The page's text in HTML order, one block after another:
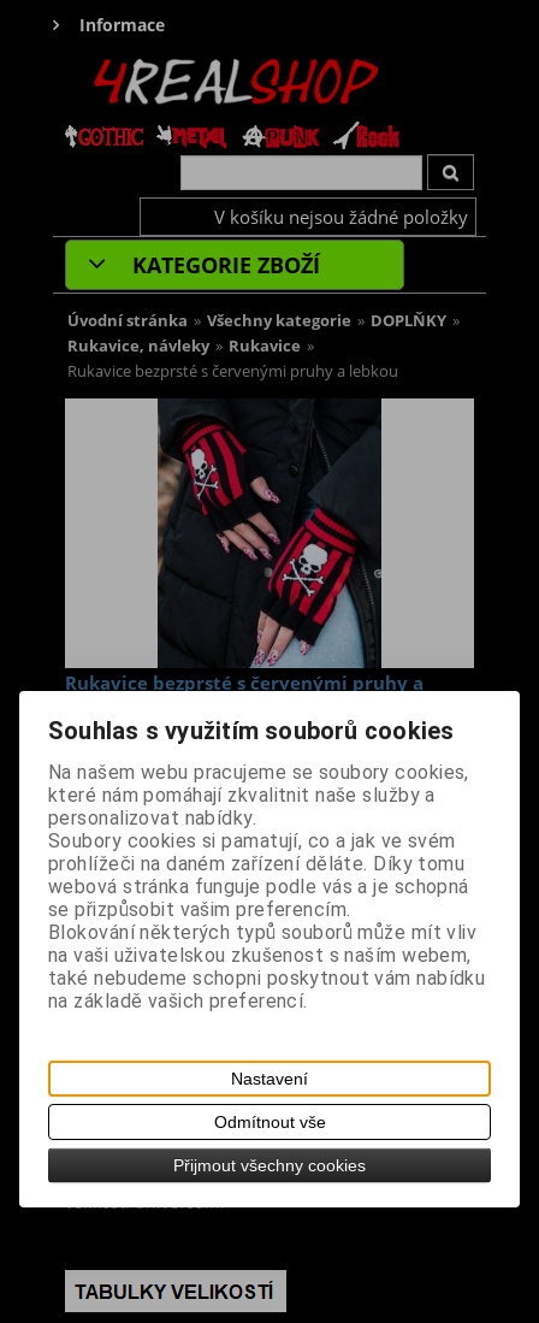
Informace
V košíku nejsou žádné položky
KATEGORIE ZBOŽÍ
Úvodní stránka » Všechny kategorie » DOPLŇKY »
Rukavice, návleky » Rukavice »
Rukavice bezprsté s červenými pruhy a lebkou
Rukavice bezprsté s červenými pruhy a
Cena s DPH:280 Kč
Dodání dny:skladem
ks
Koupit
Tabulky velikostí: zde
Výrobce:import DE
Katalogové číslo:DOMBRUKBPUS4277
Záruka (měsíců): 24
Dotaz na výrobek
materiál: 80% akryl, 20% spandex
design: černé rukavice s červenými pruhy a lebkou
se zkříženými hnáty
velikost: universální
Souhlas s využitím souborů cookies
Na našem webu pracujeme se soubory cookies,
které nám pomáhají zkvalitnit naše služby a
personalizovat nabídky.
Soubory cookies si pamatují, co a jak ve svém
prohlížeči na daném zařízení děláte. Díky tomu
webová stránka funguje podle vás a je schopná
se přizpůsobit vašim preferencím.
Blokování některých typů souborů může mít vliv
na vaši uživatelskou zkušenost s naším webem,
také nebudeme schopni poskytnout vám nabídku
na základě vašich preferencí.
Nastavení
Odmítnout vše
Přijmout všechny cookies